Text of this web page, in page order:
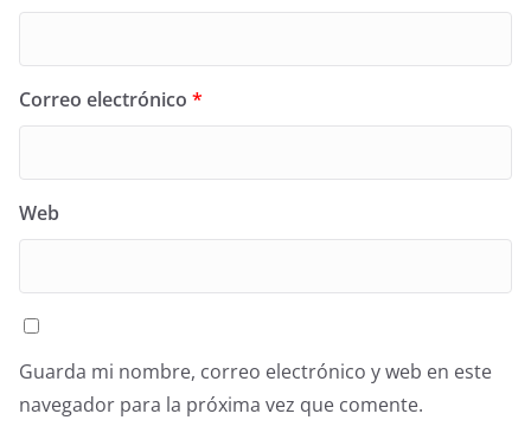
Correo electrónico *
Web
Guarda mi nombre, correo electrónico y web en este
navegador para la próxima vez que comente.